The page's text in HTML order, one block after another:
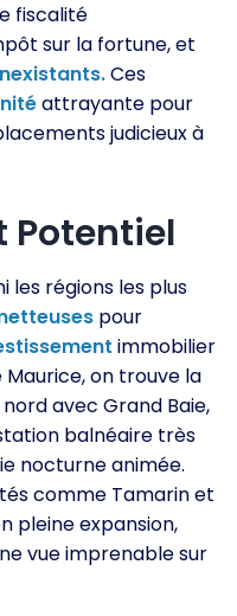
fiscalité
sur la fortune, et
Ces
attrayante pour
judicieux à
Potentiel
les régions les plus
pour
immobilier
Maurice, on trouve la
avec Grand Baie,
balnéaire très
nocturne animée.
comme Tamarin et
pleine expansion,
vue imprenable sur